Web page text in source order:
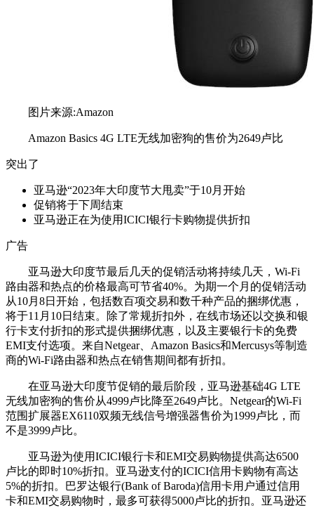
图片来源:Amazon
Amazon Basics 4G LTE无线加密狗的售价为2649卢比
突出了
亚马逊“2023年大印度节大甩卖”于10月开始
促销将于下周结束
亚马逊正在为使用ICICI银行卡购物提供折扣
广告
亚马逊大印度节最后几天的促销活动将持续几天，Wi-Fi
路由器和热点的价格最高可节省40%。为期一个月的促销活动
从10月8日开始，包括数百项交易和数千种产品的捆绑优惠，
将于11月10日结束。除了常规折扣外，在线市场还以交换和银
行卡支付折扣的形式提供捆绑优惠，以及主要银行卡的免费
EMI支付选项。来自Netgear、Amazon Basics和Mercusys等制造
商的Wi-Fi路由器和热点在销售期间都有折扣。
在亚马逊大印度节促销的最后阶段，亚马逊基础4G LTE
无线加密狗的售价从4999卢比降至2649卢比。Netgear的Wi-Fi
范围扩展器EX6110双频无线信号增强器售价为1999卢比，而
不是3999卢比。
亚马逊为使用ICICI银行卡和EMI交易购物提供高达6500
卢比的即时10%折扣。亚马逊支付的ICICI信用卡购物有高达
5%的折扣。巴罗达银行(Bank of Baroda)信用卡用户通过信用
卡和EMI交易购物时，最多可获得5000卢比的折扣。亚马逊还